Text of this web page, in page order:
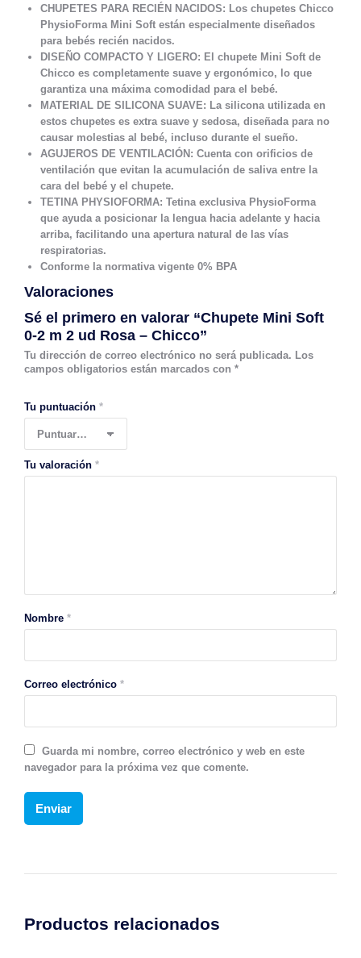
CHUPETES PARA RECIÉN NACIDOS: Los chupetes Chicco
PhysioForma Mini Soft están especialmente diseñados
para bebés recién nacidos.
DISEÑO COMPACTO Y LIGERO: El chupete Mini Soft de
Chicco es completamente suave y ergonómico, lo que
garantiza una máxima comodidad para el bebé.
MATERIAL DE SILICONA SUAVE: La silicona utilizada en
estos chupetes es extra suave y sedosa, diseñada para no
causar molestias al bebé, incluso durante el sueño.
AGUJEROS DE VENTILACIÓN: Cuenta con orificios de
ventilación que evitan la acumulación de saliva entre la
cara del bebé y el chupete.
TETINA PHYSIOFORMA: Tetina exclusiva PhysioForma
que ayuda a posicionar la lengua hacia adelante y hacia
arriba, facilitando una apertura natural de las vías
respiratorias.
Conforme la normativa vigente 0% BPA
Valoraciones
Sé el primero en valorar “Chupete Mini Soft
0-2 m 2 ud Rosa – Chicco”
Tu dirección de correo electrónico no será publicada. Los
campos obligatorios están marcados con *
Tu puntuación *
Tu valoración *
Nombre *
Correo electrónico *
Guarda mi nombre, correo electrónico y web en este
navegador para la próxima vez que comente.
Productos relacionados